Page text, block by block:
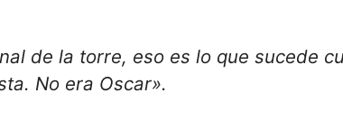
de la torre, eso es lo que sucede
No era Oscar».